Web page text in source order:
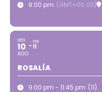
9:00 pm (GMT+00:00)
SEG
10
AGO
TER
11
ROSALÍA
9:00 pm - 11:45 pm (11)